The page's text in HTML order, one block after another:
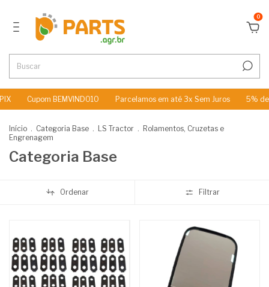
0
BEMVINDO10 Parcelamos em até 3x Sem Juros 5% de
Início . Categoria Base . LS Tractor . Rolamentos, Cruzetas e
Engrenagem
Categoria Base
Ordenar Filtrar